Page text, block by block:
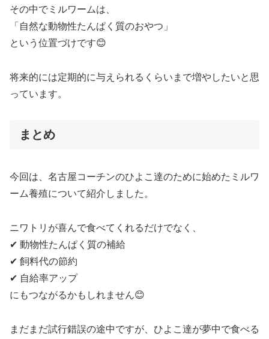
その中でミルワームは、
「自然な動物性たんぱく質のおやつ」
という位置づけです😊
将来的には定期的に与えられるくらいまで増やしたいと思
っています。
まとめ
今回は、名古屋コーチンのひよこ達のために始めたミルワ
ーム養殖について紹介しました。
ニワトリが喜んで食べてくれるだけでなく、
✔ 動物性たんぱく質の補給
✔ 飼料代の節約
✔ 自給率アップ
にもつながるかもしれません😊
まだまだ試行錯誤の途中ですが、ひよこ達が夢中で食べる